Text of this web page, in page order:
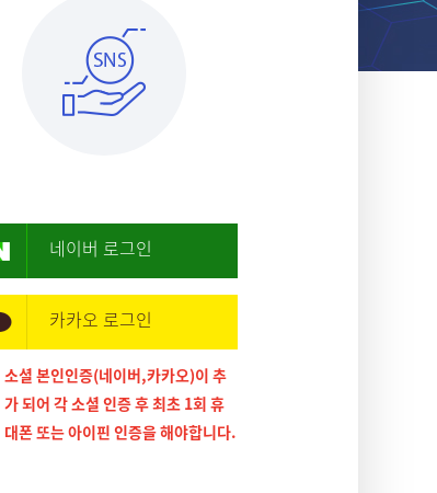
네이버 로그인
카카오 로그인
소셜 본인인증(네이버,카카오)이 추
가 되어 각 소셜 인증 후 최초 1회 휴
대폰 또는 아이핀 인증을 해야합니다.